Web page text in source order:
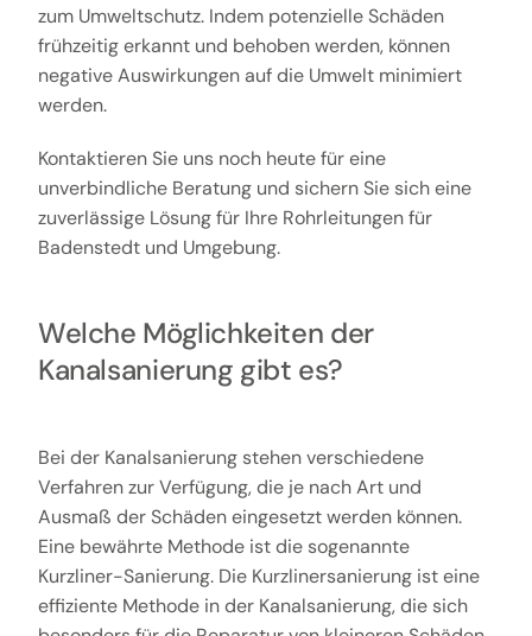
zum Umweltschutz. Indem potenzielle Schäden
frühzeitig erkannt und behoben werden, können
negative Auswirkungen auf die Umwelt minimiert
werden.
Kontaktieren Sie uns noch heute für eine
unverbindliche Beratung und sichern Sie sich eine
zuverlässige Lösung für Ihre Rohrleitungen für
Badenstedt und Umgebung.
Welche Möglichkeiten der
Kanalsanierung gibt es?
Bei der Kanalsanierung stehen verschiedene
Verfahren zur Verfügung, die je nach Art und
Ausmaß der Schäden eingesetzt werden können.
Eine bewährte Methode ist die sogenannte
Kurzliner-Sanierung. Die Kurzlinersanierung ist eine
effiziente Methode in der Kanalsanierung, die sich